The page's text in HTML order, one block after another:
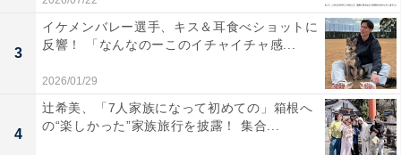
3
イケメンバレー選手、キス＆耳食べショットに
反響！ 「なんなのーこのイチャイチャ感...
2026/01/29
4
辻希美、「7人家族になって初めての」箱根へ
の“楽しかった”家族旅行を披露！ 集合...